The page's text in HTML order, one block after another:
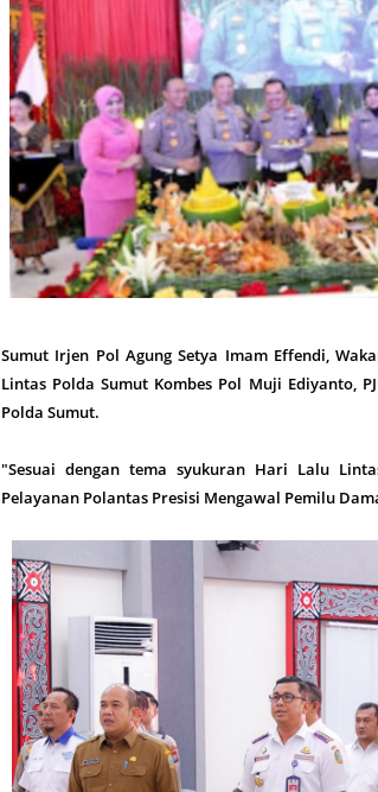
Sumut Irjen Pol Agung Setya Imam Effendi,
Lintas Polda Sumut Kombes Pol Muji Ediyanto,
Polda Sumut.
"Sesuai dengan tema syukuran Hari Lalu
Pelayanan Polantas Presisi Mengawal Pemilu